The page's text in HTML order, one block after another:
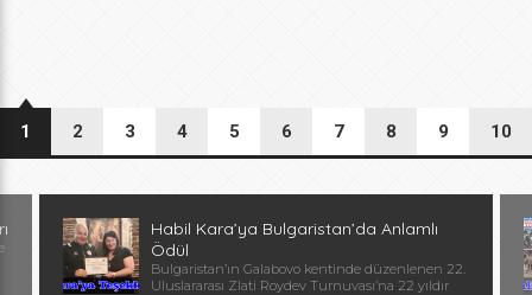
1 2 3 4 5 6 7 8 9 10
Habil Kara’ya Bulgaristan’da Anlamlı
Ödül
Bulgaristan’ın Galabovo kentinde düzenlenen 22.
Uluslararası Zlati Roydev Turnuvası’na 22 yıldır